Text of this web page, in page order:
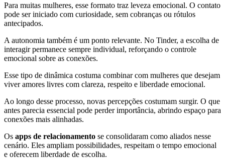
Para muitas mulheres, esse formato traz leveza emocional. O contato
pode ser iniciado com curiosidade, sem cobranças ou rótulos
antecipados.
A autonomia também é um ponto relevante. No Tinder, a escolha de
interagir permanece sempre individual, reforçando o controle
emocional sobre as conexões.
Esse tipo de dinâmica costuma combinar com mulheres que desejam
viver amores livres com clareza, respeito e liberdade emocional.
Ao longo desse processo, novas percepções costumam surgir. O que
antes parecia essencial pode perder importância, abrindo espaço para
conexões mais alinhadas.
Os apps de relacionamento se consolidaram como aliados nesse
cenário. Eles ampliam possibilidades, respeitam o tempo emocional
e oferecem liberdade de escolha.